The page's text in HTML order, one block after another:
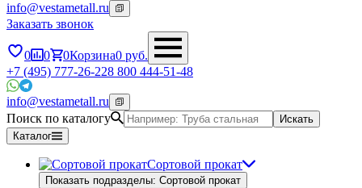
info@vestametall.ru
Заказать звонок
0 0 0Корзина0 руб.
+7 (495) 777-26-228 800 444-51-48
info@vestametall.ru
Поиск по каталогу
Искать
Каталог
Сортовой прокат
Показать подразделы: Сортовой прокат